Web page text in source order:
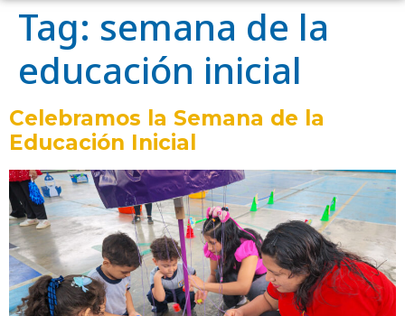
Tag: semana de la
educación inicial
Celebramos la Semana de la
Educación Inicial